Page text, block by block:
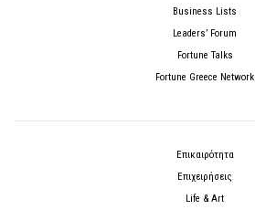
Business Lists
Leaders’ Forum
Fortune Talks
Fortune Greece Network
Επικαιρότητα
Επιχειρήσεις
Life & Art